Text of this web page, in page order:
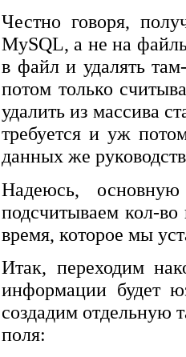
Честно говоря,
MySQL, а не на
в файл и удалять
потом только
удалить из массива
требуется и уж
данных же
Надеюсь,
подсчитываем кол-
время, которое мы
Итак, переходим
информации будет
создадим отдельную
поля: